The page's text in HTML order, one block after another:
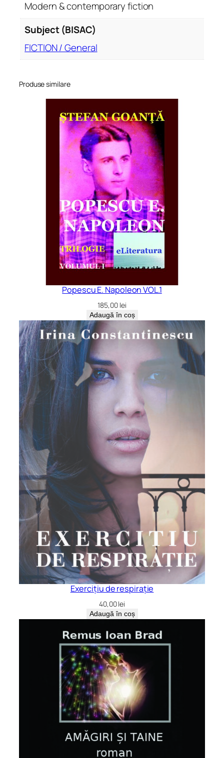
Modern & contemporary fiction
Subject (BISAC)
FICTION / General
Produse similare
Popescu E. Napoleon VOL.1
185,00 lei
Adaugă în coș
Exercițiu de respirație
40,00lei
Adaugă în coș